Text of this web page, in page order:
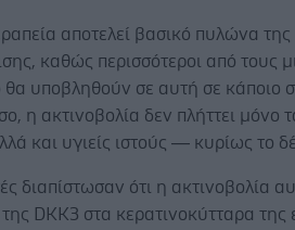
αποτελεί βασικό πυλώνα της
καθώς περισσότεροι από τους
θα υποβληθούν σε αυτή σε κάποιο
η ακτινοβολία δεν πλήττει μόνο
και υγιείς ιστούς — κυρίως το
διαπίστωσαν ότι η ακτινοβολία
DKK3 στα κερατινοκύτταρα της